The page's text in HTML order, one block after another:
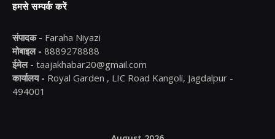
हमसे सम्पर्क करें
संपादक - Faraha Niyazi
मोबाइल - 8889278888
ईमेल - taajakhabar20@gmail.com
कार्यालय - Royal Garden , LIC Road Kangoli, Jagdalpur -
494001